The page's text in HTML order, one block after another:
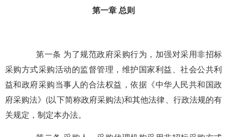
第一章 总则
第一条 为了规范政府采购行为，加强对采用非招标
采购方式采购活动的监督管理，维护国家利益、社会公共利
益和政府采购当事人的合法权益，依据《中华人民共和国政
府采购法》(以下简称政府采购法)和其他法律、行政法规的有
关规定，制定本办法。